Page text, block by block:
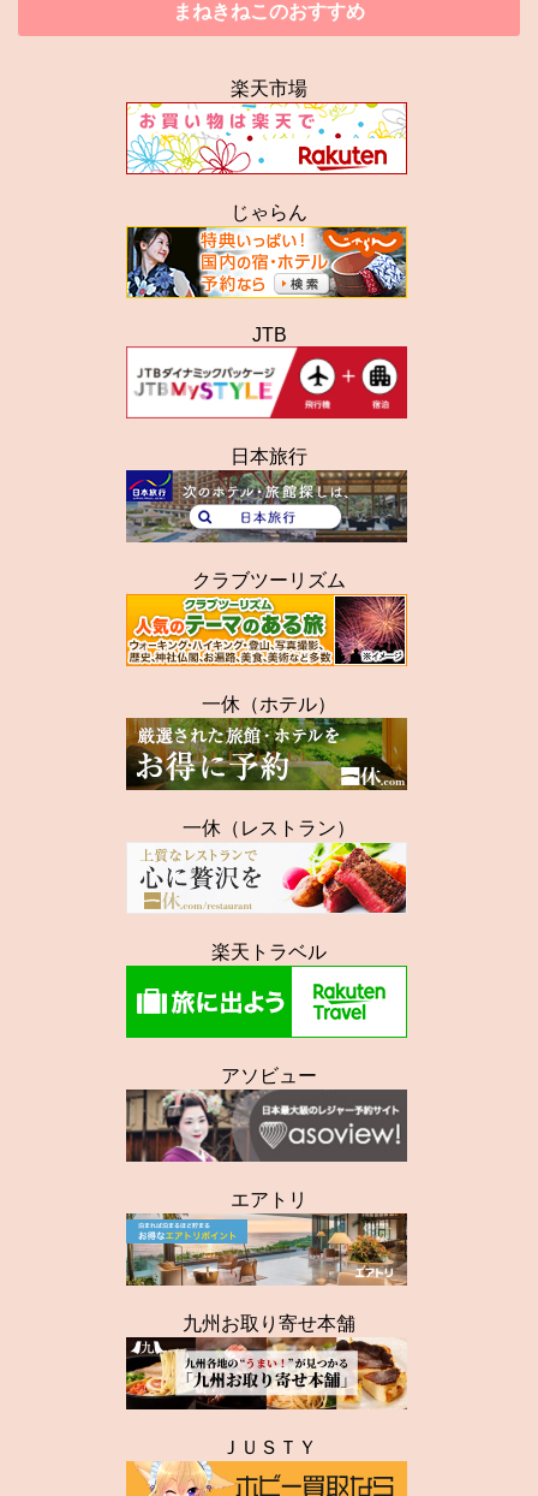
まねきねこのおすすめ
楽天市場
じゃらん
JTB
日本旅行
クラブツーリズム
一休（ホテル）
一休（レストラン）
楽天トラベル
アソビュー
エアトリ
九州お取り寄せ本舗
ＪＵＳＴＹ